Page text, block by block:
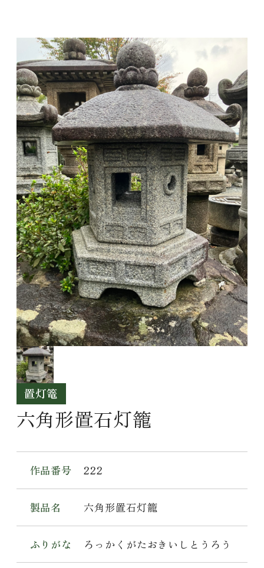
置灯篭
六角形置石灯籠
作品番号 222
製品名 六角形置石灯籠
ふりがな ろっかくがたおきいしとうろう